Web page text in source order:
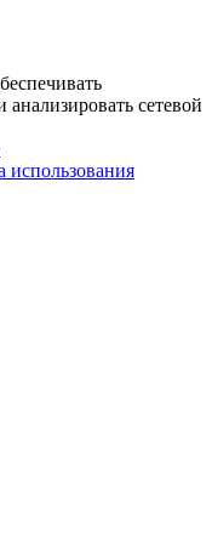
сетевой
использования